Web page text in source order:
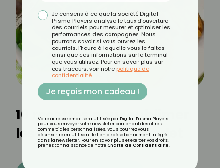
10 recettes pour sublimer
les aiguillettes de poulet
Je consens à ce que la société Digital
Prisma Players analyse le taux d'ouverture
des courriels pour mesurer et optimiser les
performances des campagnes. Nous
pourrons savoir si vous ouvrez les
courriels, l'heure à laquelle vous le faites
ainsi que des informations sur le terminal
que vous utilisez. Pour en savoir plus sur
ces traceurs, voir notre politique de
confidentialité.
Je reçois mon cadeau !
Votre adresse email sera utilisée par Digital Prisma Players
pour vous envoyer votre newsletter contenant des offres
commerciales personnalisées. Vous pourrez vous
désinscrire en utilisant le lien de désabonnement intégré
dans la newsletter. Pour en savoir plus et exercer vos droits,
prenez connaissance de notre Charte de Confidentialité.